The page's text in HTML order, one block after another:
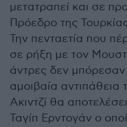
μετατραπεί και σε
Πρόεδρο της
Την πενταετία που
σε ρήξη με τον
άντρες δεν
αμοιβαία αντιπάθεια
Ακιντζί θα
Ταγίπ Ερντογάν ο